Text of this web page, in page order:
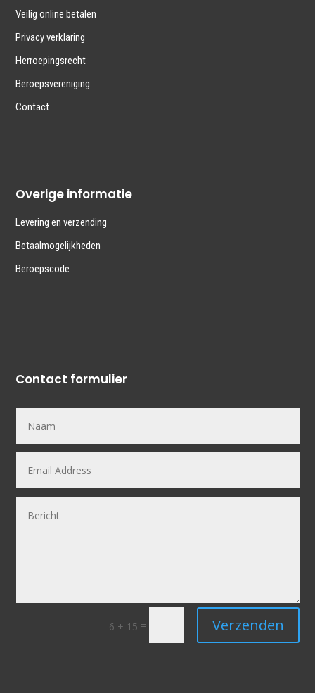
Veilig online betalen
Privacy verklaring
Herroepingsrecht
Beroepsvereniging
Contact
Overige informatie
Levering en verzending
Betaalmogelijkheden
Beroepscode
Contact formulier
6 + 15 = Verzenden